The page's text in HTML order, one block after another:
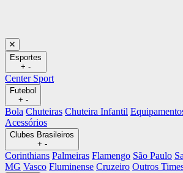
Esportes
+ -
Center Sport
Futebol
+ -
Bola Chuteiras Chuteira Infantil
Acessórios
Clubes Brasileiros
+ -
Corinthians Palmeiras Flamengo São Paulo
MG Vasco Fluminense Cruzeiro Outros